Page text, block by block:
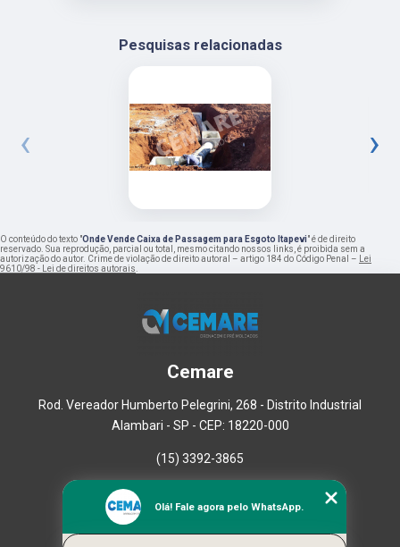
Pesquisas relacionadas
‹ ›
O conteúdo do texto "Onde Vende Caixa de Passagem para Esgoto Itapevi" é de direito
reservado. Sua reprodução, parcial ou total, mesmo citando nossos links, é proibida sem a
autorização do autor. Crime de violação de direito autoral – artigo 184 do Código Penal – Lei
9610/98 - Lei de direitos autorais.
Cemare
Rod. Vereador Humberto Pelegrini, 268 - Distrito Industrial
Alambari - SP - CEP: 18220-000
(15) 3392-3865
Empresa
Missão
Olá! Fale agora pelo WhatsApp.